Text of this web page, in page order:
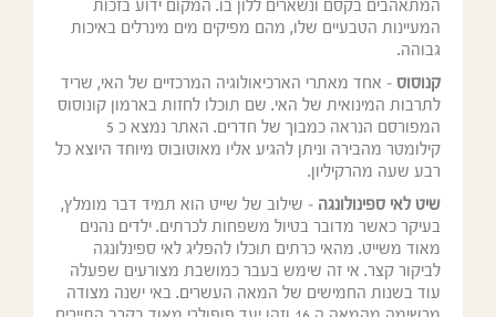
המתאהבים בקסם ונשארים ללון בו. המקום ידוע בזכות
המעיינות הטבעיים שלו, מהם מפיקים מים מינרלים באיכות
גבוהה.
קנוסוס – אחד מאתרי הארכיאולוגיה המרכזיים של האי, שריד
לתרבות המינואית של האי. שם תוכלו לחזות בארמון קונוסוס
המפורסם הנראה כמבוך של חדרים. האתר נמצא כ 5
קילומטר מהבירה וניתן להגיע אליו מאוטובוס מיוחד היוצא כל
רבע שעה מהרקיליון.
שיט לאי ספינולונגה – שילוב של שייט הוא תמיד דבר מומלץ,
בעיקר כאשר מדובר בטיול משפחות לכרתים. ילדים נהנים
מאוד משייט. מהאי כרתים תוכלו להפליג לאי ספינלונגה
לביקור קצר. אי זה שימש בעבר כמושבת מצורעים שפעלה
עוד בשנות החמישים של המאה העשרים. באי ישנה מצודה